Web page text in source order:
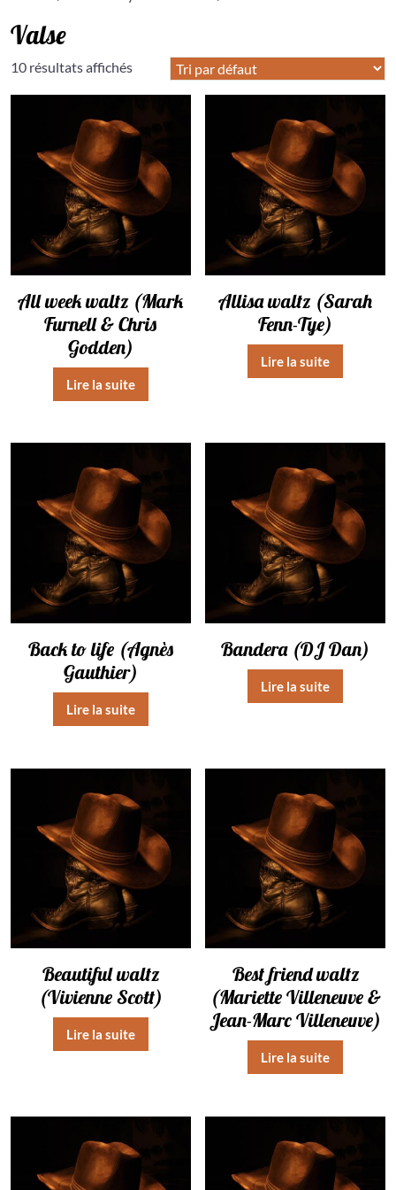
Valse
10 résultats affichés
All week waltz (Mark
Furnell & Chris
Godden)
Lire la suite
Allisa waltz (Sarah
Fenn-Tye)
Lire la suite
Back to life (Agnès
Gauthier)
Lire la suite
Bandera (DJ Dan)
Lire la suite
Beautiful waltz
(Vivienne Scott)
Lire la suite
Best friend waltz
(Mariette Villeneuve &
Jean-Marc Villeneuve)
Lire la suite